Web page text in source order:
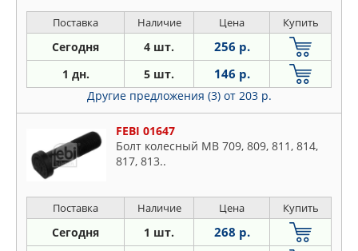
Поставка Наличие Цена Купить
Сегодня 4 шт. 256 р.
1 дн. 5 шт. 146 р.
Другие предложения (3) от 203 р.
FEBI 01647
Болт колесный MB 709, 809, 811, 814,
817, 813..
Поставка Наличие Цена Купить
Сегодня 1 шт. 268 р.